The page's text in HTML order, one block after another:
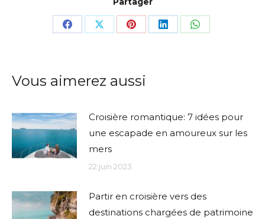
Share Share Share Share Share
Vous aimerez aussi
Croisière romantique: 7 idées pour
une escapade en amoureux sur les
mers
22 juin 2023
Partir en croisière vers des
destinations chargées de patrimoine